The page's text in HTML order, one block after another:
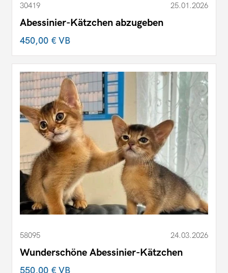
30419 25.01.2026
Abessinier-Kätzchen abzugeben
450,00 €VB
58095 24.03.2026
Wunderschöne Abessinier-Kätzchen
550,00 €VB